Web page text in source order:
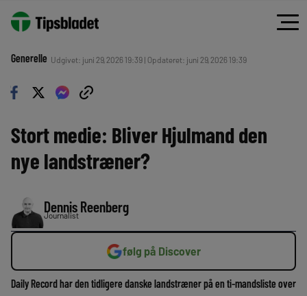
Generelle Udgivet: juni 29, 2026 19:39 | Opdateret: juni 29, 2026 19:39
Stort medie: Bliver Hjulmand den
nye landstræner?
Dennis Reenberg
Journalist
følg på Discover
Daily Record har den tidligere danske landstræner på en ti-mandsliste over